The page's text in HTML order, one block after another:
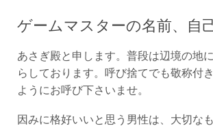
ゲームマスターの名前、自
あさぎ殿と申します。普段は辺境の地
らしております。呼び捨てでも敬称付
ようにお呼び下さいませ。
因みに格好いいと思う男性は、大切な